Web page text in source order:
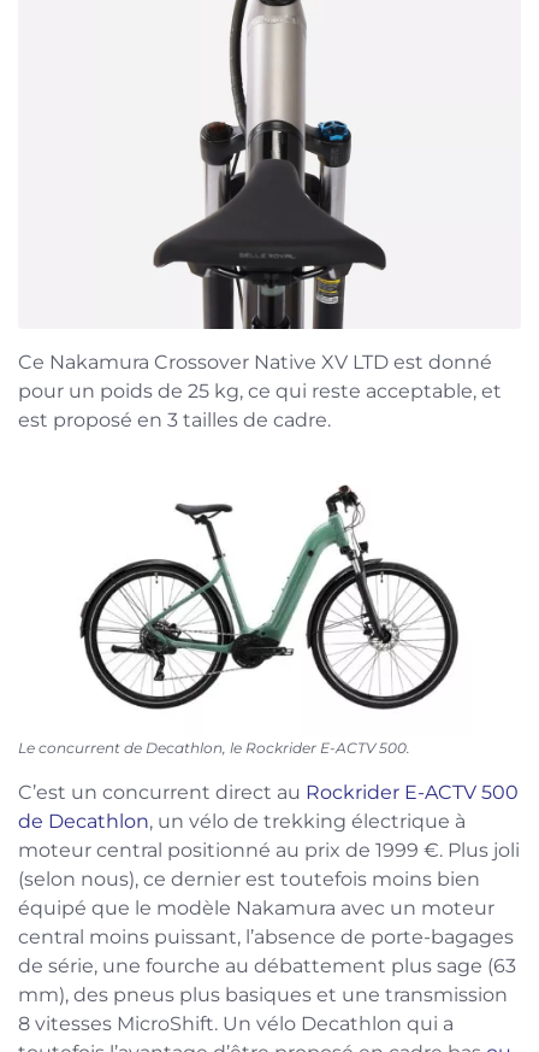
Ce Nakamura Crossover Native XV LTD est donné
pour un poids de 25 kg, ce qui reste acceptable, et
est proposé en 3 tailles de cadre.
Le concurrent de Decathlon, le Rockrider E-ACTV 500.
C’est un concurrent direct au Rockrider E-ACTV 500
de Decathlon, un vélo de trekking électrique à
moteur central positionné au prix de 1999 €. Plus joli
(selon nous), ce dernier est toutefois moins bien
équipé que le modèle Nakamura avec un moteur
central moins puissant, l’absence de porte-bagages
de série, une fourche au débattement plus sage (63
mm), des pneus plus basiques et une transmission
8 vitesses MicroShift. Un vélo Decathlon qui a